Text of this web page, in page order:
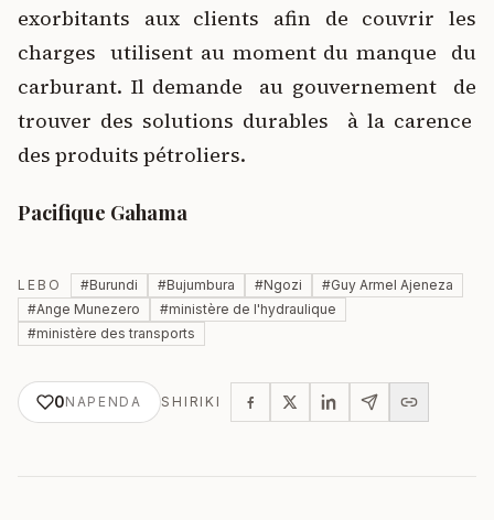
exorbitants aux clients afin de couvrir les
charges utilisent au moment du manque du
carburant. Il demande au gouvernement de
trouver des solutions durables à la carence
des produits pétroliers.
Pacifique Gahama
LEBO #Burundi #Bujumbura #Ngozi #Guy Armel Ajeneza
#Ange Munezero #ministère de l'hydraulique
#ministère des transports
0NAPENDA SHIRIKI